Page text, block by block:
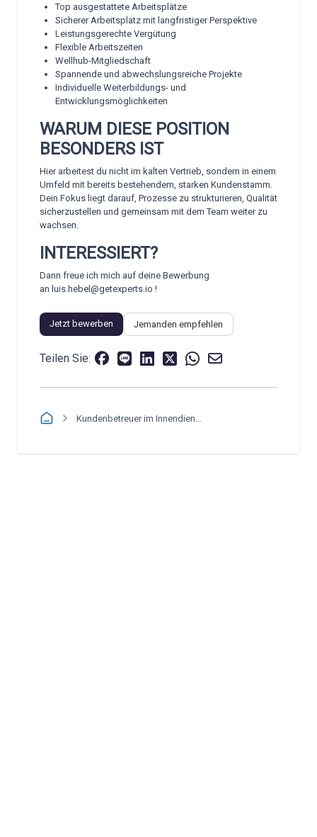
Top ausgestattete Arbeitsplätze
Sicherer Arbeitsplatz mit langfristiger Perspektive
Leistungsgerechte Vergütung
Flexible Arbeitszeiten
Wellhub-Mitgliedschaft
Spannende und abwechslungsreiche Projekte
Individuelle Weiterbildungs- und
Entwicklungsmöglichkeiten
WARUM DIESE POSITION
BESONDERS IST
Hier arbeitest du nicht im kalten Vertrieb, sondern in einem
Umfeld mit bereits bestehendem, starken Kundenstamm.
Dein Fokus liegt darauf, Prozesse zu strukturieren, Qualität
sicherzustellen und gemeinsam mit dem Team weiter zu
wachsen.
INTERESSIERT?
Dann freue ich mich auf deine Bewerbung
an luis.hebel@getexperts.io !
Jetzt bewerben Jemanden empfehlen
Teilen Sie: